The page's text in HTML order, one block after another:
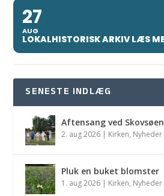
27
AUG
LOKALHISTORISK ARKIV LÆS
SENESTE INDLÆG
Aftensang ved Skovsøen
2. aug 2026 | Kirken, Nyheder
Pluk en buket blomster
1. aug 2026 | Kirken, Nyheder